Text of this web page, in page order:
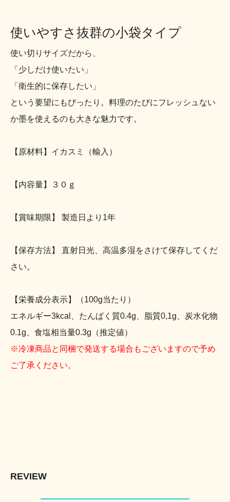
使いやすさ抜群の小袋タイプ
使い切りサイズだから、
「少しだけ使いたい」
「衛生的に保存したい」
という要望にもぴったり。料理のたびにフレッシュない
か墨を使えるのも大きな魅力です。
【原材料】イカスミ（輸入）
【内容量】３０ｇ
【賞味期限】 製造日より1年
【保存方法】 直射日光、高温多湿をさけて保存してくだ
さい。
【栄養成分表示】（100g当たり）
エネルギー3kcal、たんぱく質0.4g、脂質0,1g、炭水化物
0.1g、食塩相当量0.3g（推定値）
※冷凍商品と同梱で発送する場合もございますので予め
ご了承ください。
REVIEW